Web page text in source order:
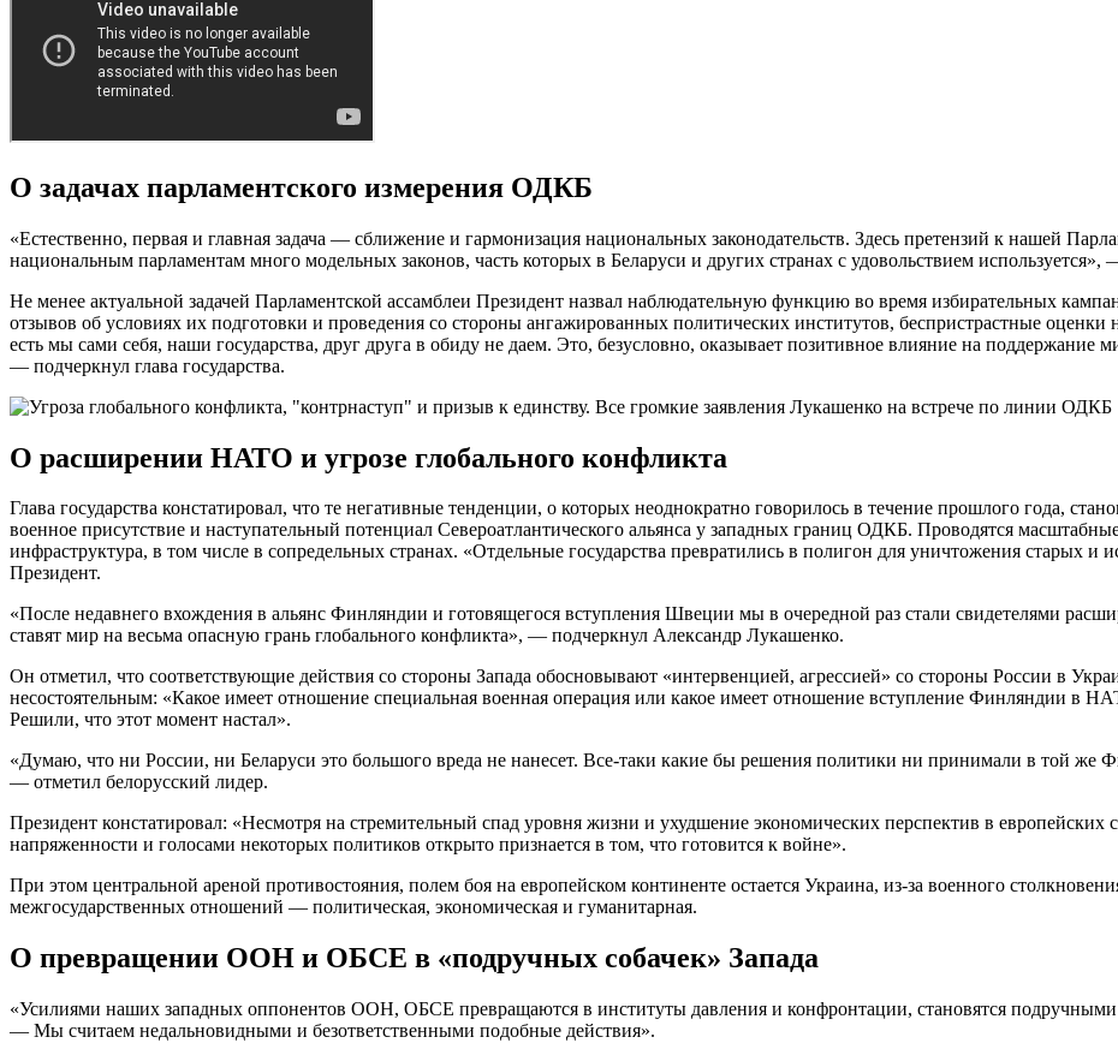
О задачах парламентского измерения ОДКБ
«Естественно, первая и главная задача — сближение и гармонизация национальных законодательств. Здесь претензий к нашей
национальным парламентам много модельных законов, часть которых в Беларуси и других странах с удовольствием
Не менее актуальной задачей Парламентской ассамблеи Президент назвал наблюдательную функцию во время избирательных
отзывов об условиях их подготовки и проведения со стороны ангажированных политических институтов, беспристрастные
есть мы сами себя, наши государства, друг друга в обиду не даем. Это, безусловно, оказывает позитивное влияние на поддержание
— подчеркнул глава государства.
О расширении НАТО и угрозе глобального конфликта
Глава государства констатировал, что те негативные тенденции, о которых неоднократно говорилось в течение прошлого года,
военное присутствие и наступательный потенциал Североатлантического альянса у западных границ ОДКБ. Проводятся
инфраструктура, в том числе в сопредельных странах. «Отдельные государства превратились в полигон для уничтожения старых
Президент.
«После недавнего вхождения в альянс Финляндии и готовящегося вступления Швеции мы в очередной раз стали свидетелями
ставят мир на весьма опасную грань глобального конфликта», — подчеркнул Александр Лукашенко.
Он отметил, что соответствующие действия со стороны Запада обосновывают «интервенцией, агрессией» со стороны России в
несостоятельным: «Какое имеет отношение специальная военная операция или какое имеет отношение вступление Финляндии в
Решили, что этот момент настал».
«Думаю, что ни России, ни Беларуси это большого вреда не нанесет. Все-таки какие бы решения политики ни принимали в той же
— отметил белорусский лидер.
Президент констатировал: «Несмотря на стремительный спад уровня жизни и ухудшение экономических перспектив в европейских
напряженности и голосами некоторых политиков открыто признается в том, что готовится к войне».
При этом центральной ареной противостояния, полем боя на европейском континенте остается Украина, из-за военного
межгосударственных отношений — политическая, экономическая и гуманитарная.
О превращении ООН и ОБСЕ в «подручных собачек» Запада
«Усилиями наших западных оппонентов ООН, ОБСЕ превращаются в институты давления и конфронтации, становятся подручными
— Мы считаем недальновидными и безответственными подобные действия».